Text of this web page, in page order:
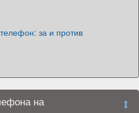
за и против
на